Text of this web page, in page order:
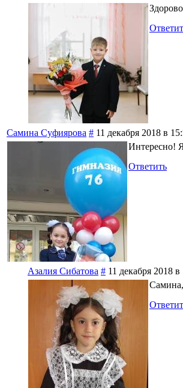
Самина Суфиярова # 11 декабря 2018 в
Интересно!
Ответить
Азалия Сибатова # 11 декабря 2018 в
Самина,